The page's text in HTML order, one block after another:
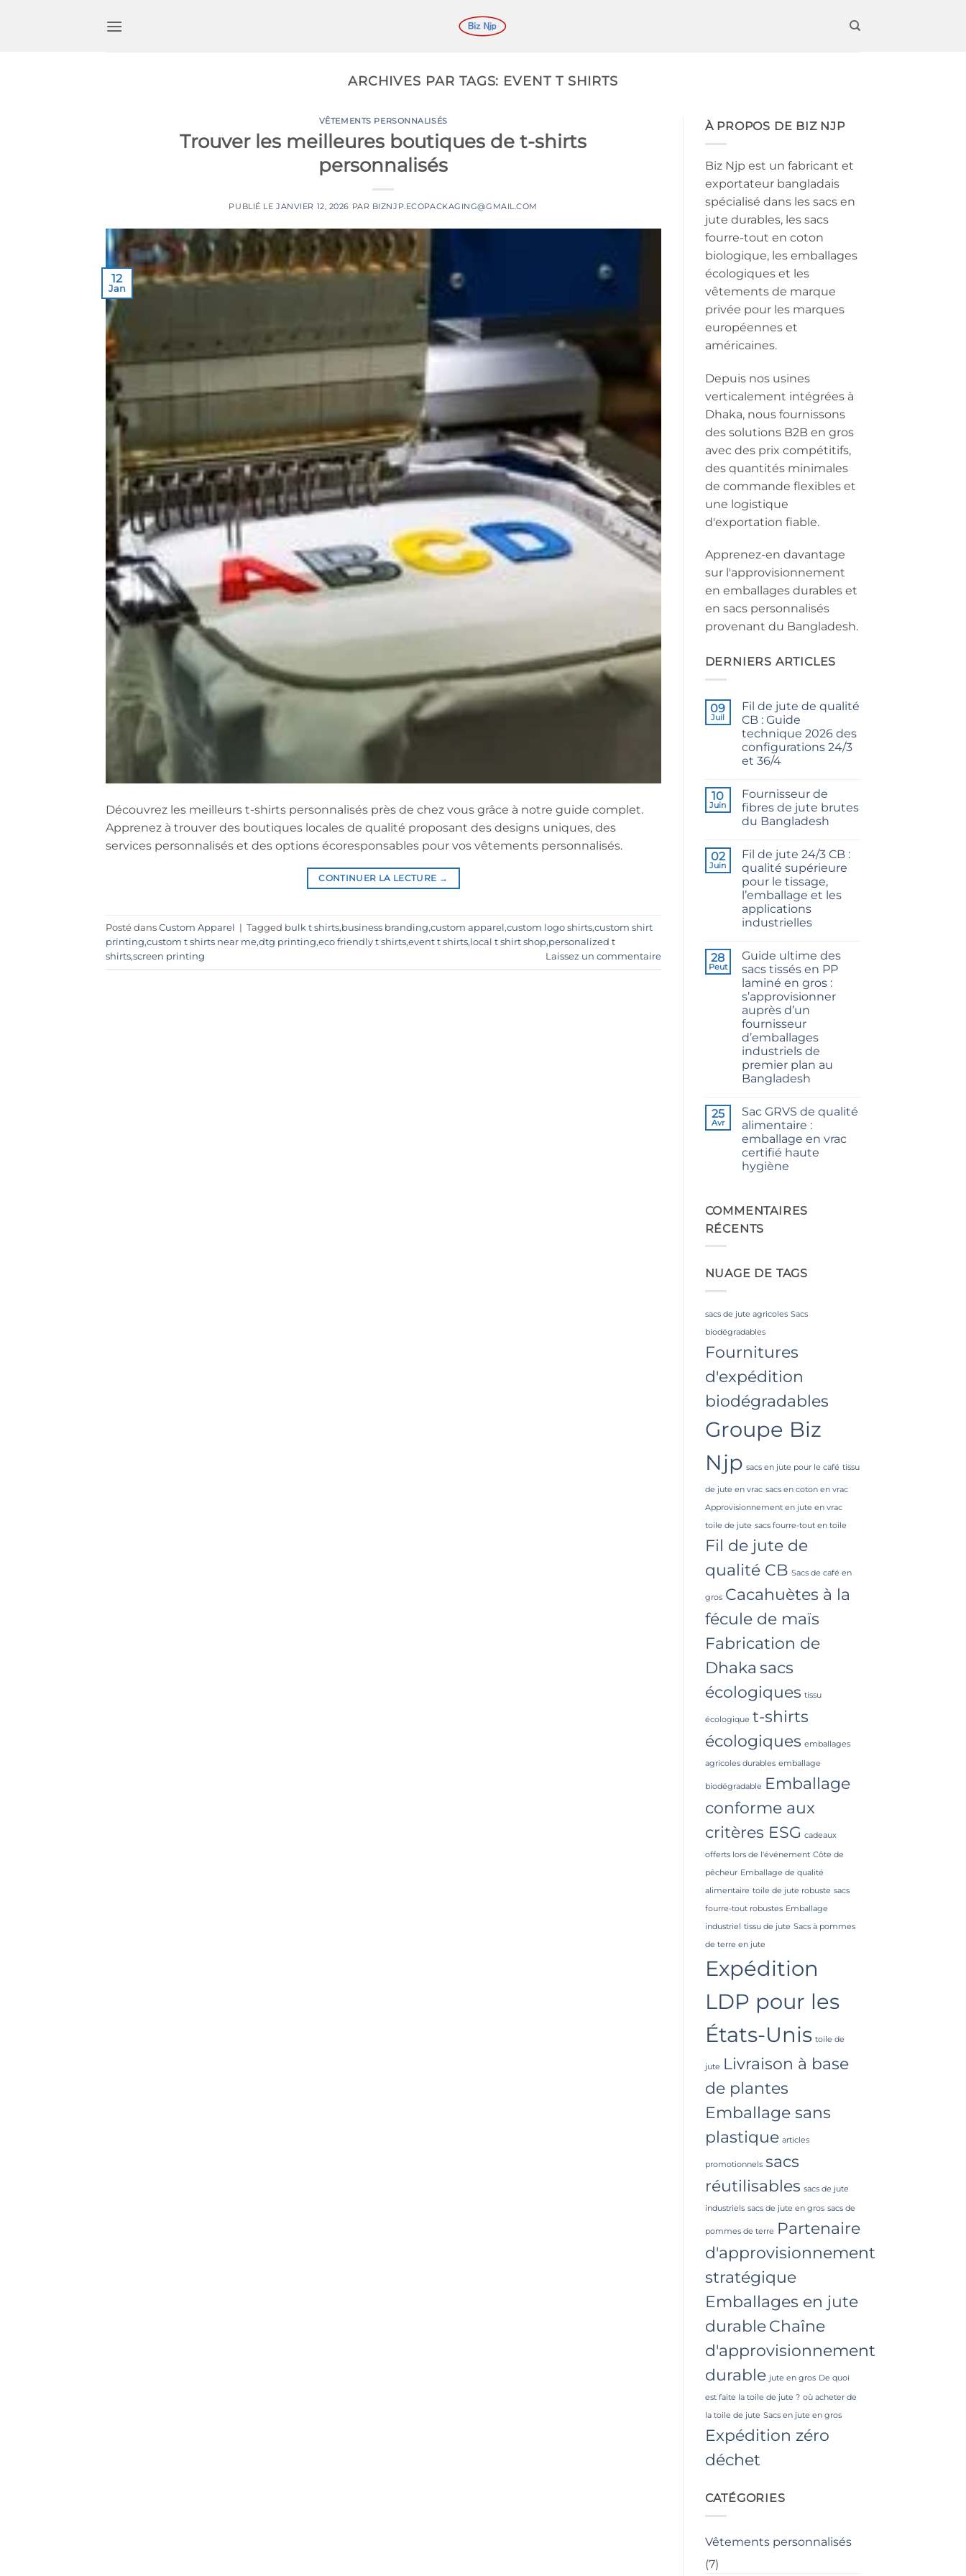
ARCHIVES PAR TAGS: EVENT T SHIRTS
VÊTEMENTS PERSONNALISÉS
Trouver les meilleures boutiques de t-shirts
personnalisés
PUBLIÉ LEJANVIER 12, 2026 PAR BIZNJP.ECOPACKAGING@GMAIL.COM
12
Jan
Découvrez les meilleurs t-shirts personnalisés près de chez vous grâce à notre guide complet.
Apprenez à trouver des boutiques locales de qualité proposant des designs uniques, des
services personnalisés et des options écoresponsables pour vos vêtements personnalisés.
CONTINUER LA LECTURE →
Posté dans Custom Apparel | Tagged bulk t shirts,business branding,custom apparel,custom logo shirts,custom shirt
printing,custom t shirts near me,dtg printing,eco friendly t shirts,event t shirts,local t shirt shop,personalized t
shirts,screen printing Laissez un commentaire
À PROPOS DE BIZ NJP
Biz Njp est un fabricant et
exportateur bangladais
spécialisé dans les sacs en
jute durables, les sacs
fourre-tout en coton
biologique, les emballages
écologiques et les
vêtements de marque
privée pour les marques
européennes et
américaines.
Depuis nos usines
verticalement intégrées à
Dhaka, nous fournissons
des solutions B2B en gros
avec des prix compétitifs,
des quantités minimales
de commande flexibles et
une logistique
d'exportation fiable.
Apprenez-en davantage
sur l'approvisionnement
en emballages durables et
en sacs personnalisés
provenant du Bangladesh.
DERNIERS ARTICLES
09
Juil
Fil de jute de qualité
CB : Guide
technique 2026 des
configurations 24/3
et 36/4
sur
CB
Grade
Jute
Technical
2026
Guide
to
24/3
and
36/4
Configurations
10
Juin
Fournisseur de
fibres de jute brutes
du Bangladesh
sur
Raw
Jute
Fibre
Supplier
Bangladesh
02
Juin
Fil de jute 24/3 CB :
qualité supérieure
pour le tissage,
l’emballage et les
applications
industrielles
sur
24/3
CB
Grade
Jute
Yarn:
Premium
Quality
for
Weaving,
Packaging
and
Industrial
Applications
28
Peut
Guide ultime des
sacs tissés en PP
laminé en gros :
s’approvisionner
auprès d’un
fournisseur
d’emballages
industriels de
premier plan au
Bangladesh
sur
The
Ultimate
Guide
to
Laminated
PP
Woven
Sourcing
from
a
Premier
in
Bangladesh
25
Avr
Sac GRVS de qualité
alimentaire :
emballage en vrac
certifié haute
hygiène
Food
Grade
FIBC
Bag:
Bulk
COMMENTAIRES
RÉCENTS
NUAGE DE TAGS
sacs de jute agricoles Sacs
biodégradables
Fournitures
d'expédition
biodégradables
Groupe Biz
Njp sacs en jute pour le café tissu
de jute en vrac sacs en coton en vrac
Approvisionnement en jute en vrac
toile de jute sacs fourre-tout en toile
Fil de jute de
qualité CB Sacs de café en
gros Cacahuètes à la
fécule de maïs
Fabrication de
Dhaka sacs
écologiques tissu
écologique t-shirts
écologiques emballages
agricoles durables emballage
biodégradable Emballage
conforme aux
critères ESG cadeaux
offerts lors de l'événement Côte de
pêcheur Emballage de qualité
alimentaire toile de jute robuste sacs
fourre-tout robustes Emballage
industriel tissu de jute Sacs à pommes
de terre en jute
Expédition
LDP pour les
États-Unis toile de
jute Livraison à base
de plantes
Emballage sans
plastique articles
promotionnels sacs
réutilisables sacs de jute
industriels sacs de jute en gros sacs de
pommes de terre Partenaire
d'approvisionnement
stratégique
Emballages en jute
durable Chaîne
d'approvisionnement
durable jute en gros De quoi
est faite la toile de jute ? où acheter de
la toile de jute Sacs en jute en gros
Expédition zéro
déchet
CATÉGORIES
Vêtements personnalisés
(7)